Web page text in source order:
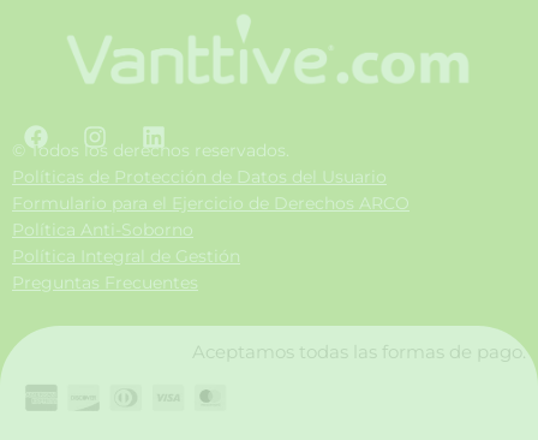
F
a
c
e
b
o
o
k
I
n
s
t
a
g
r
a
L
i
n
k
e
d
i
n
© Todos los derechos reservados.
Políticas de Protección de Datos del Usuario
Formulario para el Ejercicio de Derechos ARCO
Política Anti-Soborno
Política Integral de Gestión
Preguntas Frecuentes
Aceptamos todas las formas de pago.